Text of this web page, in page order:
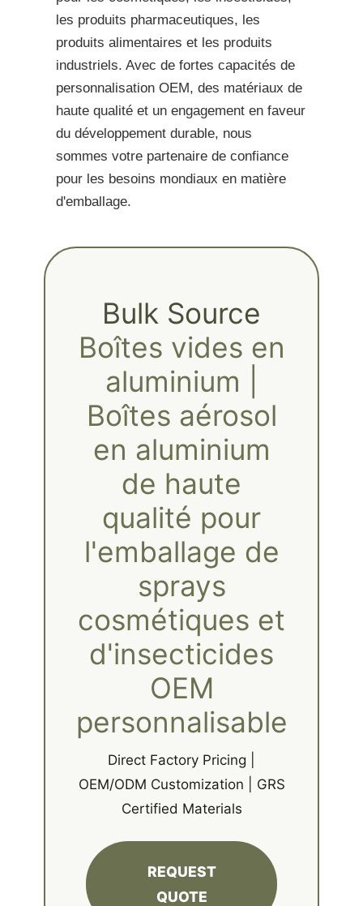
les produits pharmaceutiques, les
produits alimentaires et les produits
industriels. Avec de fortes capacités de
personnalisation OEM, des matériaux de
haute qualité et un engagement en faveur
du développement durable, nous
sommes votre partenaire de confiance
pour les besoins mondiaux en matière
d'emballage.
Bulk Source
Boîtes vides en
aluminium |
Boîtes aérosol
en aluminium
de haute
qualité pour
l'emballage de
sprays
cosmétiques et
d'insecticides
OEM
personnalisable
Direct Factory Pricing |
OEM/ODM Customization | GRS
Certified Materials
REQUEST
QUOTE